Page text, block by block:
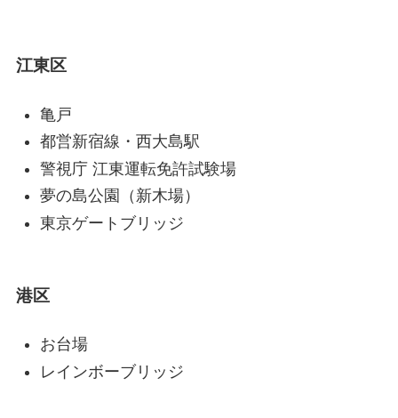
江東区
亀戸
都営新宿線・西大島駅
警視庁 江東運転免許試験場
夢の島公園（新木場）
東京ゲートブリッジ
港区
お台場
レインボーブリッジ